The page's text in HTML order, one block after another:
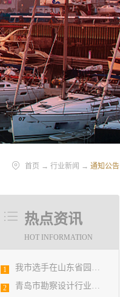
首页 → 行业新闻 → 通知公告
热点资讯
HOT INFORMATION
1 我市选手在山东省园林景观设计创意职业技能竞赛中勇夺佳绩
2 青岛市勘察设计行业民事纠纷调解协调中心正式揭牌成立